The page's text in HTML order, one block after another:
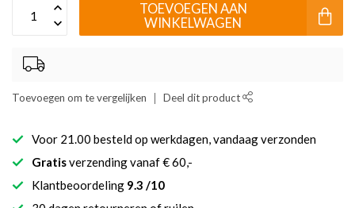
TOEVOEGEN AAN
WINKELWAGEN
Toevoegen om te vergelijken Deel dit product
Voor 21.00 besteld op werkdagen, vandaag verzonden
Gratisverzending vanaf € 60,-
Klantbeoordeling 9.3 /10